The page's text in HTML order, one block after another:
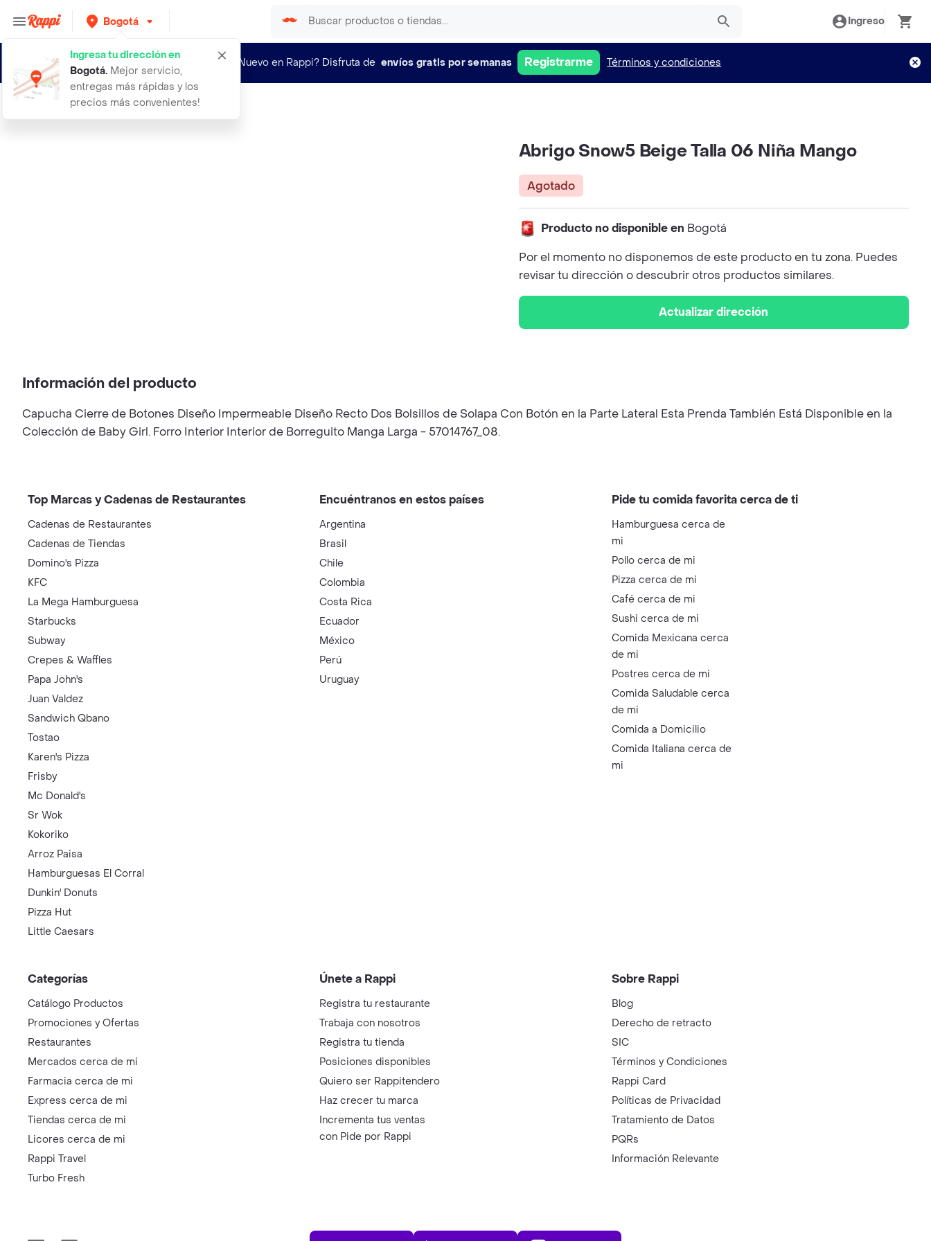
Bogotá
Ingresa tu dirección en
Bogotá. Mejor servicio,
entregas más rápidas y los
precios más convenientes!
Ingreso
¿Nuevo en Rappi? Disfruta de envíos gratis por semanas Registrarme Términos y condiciones
abrigo snow5 beige talla 06 nina ma
Abrigo Snow5 Beige Talla 06 Niña Mango
Agotado
Producto no disponible en Bogotá
Por el momento no disponemos de este producto en tu zona. Puedes
revisar tu dirección o descubrir otros productos similares.
Actualizar dirección
Información del producto
Capucha Cierre de Botones Diseño Impermeable Diseño Recto Dos Bolsillos de Solapa Con Botón en la Parte Lateral Esta Prenda También Está Disponible en la
Colección de Baby Girl. Forro Interior Interior de Borreguito Manga Larga - 57014767_08.
Top Marcas y Cadenas de Restaurantes
Cadenas de Restaurantes
Cadenas de Tiendas
Domino's Pizza
KFC
La Mega Hamburguesa
Starbucks
Subway
Crepes & Waffles
Papa John's
Juan Valdez
Sandwich Qbano
Tostao
Karen's Pizza
Frisby
Mc Donald's
Sr Wok
Kokoriko
Arroz Paisa
Hamburguesas El Corral
Dunkin' Donuts
Pizza Hut
Little Caesars
Encuéntranos en estos países
Argentina
Brasil
Chile
Colombia
Costa Rica
Ecuador
México
Perú
Uruguay
Pide tu comida favorita cerca de ti
Hamburguesa cerca de
mi
Pollo cerca de mi
Pizza cerca de mi
Café cerca de mi
Sushi cerca de mi
Comida Mexicana cerca
de mi
Postres cerca de mi
Comida Saludable cerca
de mi
Comida a Domicilio
Comida Italiana cerca de
mi
Categorías
Catálogo Productos
Promociones y Ofertas
Restaurantes
Mercados cerca de mi
Farmacia cerca de mi
Express cerca de mi
Tiendas cerca de mi
Licores cerca de mi
Rappi Travel
Turbo Fresh
Únete a Rappi
Registra tu restaurante
Trabaja con nosotros
Registra tu tienda
Posiciones disponibles
Quiero ser Rappitendero
Haz crecer tu marca
Incrementa tus ventas
con Pide por Rappi
Sobre Rappi
Blog
Derecho de retracto
SIC
Términos y Condiciones
Rappi Card
Políticas de Privacidad
Tratamiento de Datos
PQRs
Información Relevante
App Store Play Store AppGallery